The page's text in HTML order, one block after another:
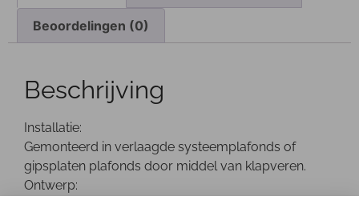
Beoordelingen (0)
Beschrijving
Installatie:
Gemonteerd in verlaagde systeemplafonds of
gipsplaten plafonds door middel van klapveren.
Ontwerp: